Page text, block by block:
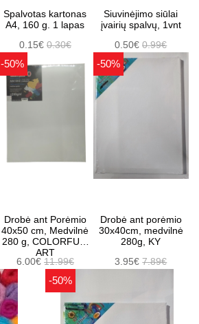
Spalvotas kartonas
A4, 160 g. 1 lapas
0.15€ 0.30€
Siuvinėjimo siūlai
įvairių spalvų, 1vnt
0.50€0.99€
-50%
Drobė ant Porėmio
40x50 cm, Medvilnė
280 g, COLORFUL-
ART
6.00€ 11.99€
-50%
Drobė ant porėmio
30x40cm, medvilnė
280g, KY
3.95€7.89€
-50%